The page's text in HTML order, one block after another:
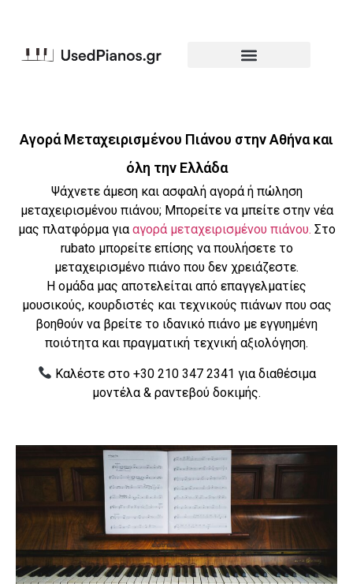
Αγορά Μεταχειρισμένου Πιάνου στην Αθήνα και
όλη την Ελλάδα
Ψάχνετε άμεση και ασφαλή αγορά ή πώληση
μεταχειρισμένου πιάνου; Μπορείτε να μπείτε στην νέα
μας πλατφόρμα γιααγορά μεταχειρισμένου πιάνου. Στο
rubato μπορείτε επίσης να πουλήσετε το
μεταχειρισμένο πιάνο που δεν χρειάζεστε.
Η ομάδα μας αποτελείται από επαγγελματίες
μουσικούς, κουρδιστές και τεχνικούς πιάνων που σας
βοηθούν να βρείτε το ιδανικό πιάνο με εγγυημένη
ποιότητα και πραγματική τεχνική αξιολόγηση.
Καλέστε στο +30 210 347 2341 για διαθέσιμα
μοντέλα & ραντεβού δοκιμής.